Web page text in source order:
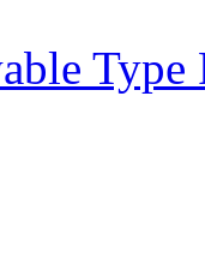
Type